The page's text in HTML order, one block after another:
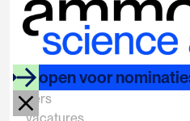
links
faq
pers
open voor